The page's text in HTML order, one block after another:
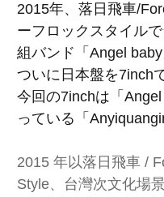
2015年、落日飛車/
ーフロックスタイル
組バンド「Angel baby
ついに日本盤を7inch
今回の7inchは「
っている「
2015 年以落日飛車 /
Style、台灣次文化場